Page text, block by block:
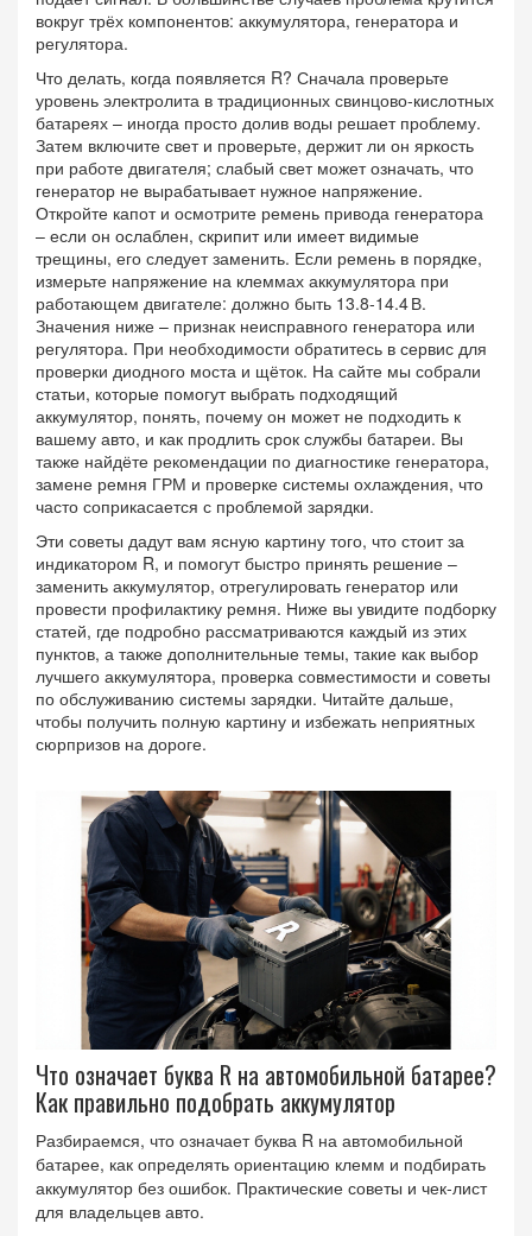
вокруг трёх компонентов: аккумулятора, генератора и
регулятора.
Что делать, когда появляется R? Сначала проверьте
уровень электролита в традиционных свинцово‑кислотных
батареях – иногда просто долив воды решает проблему.
Затем включите свет и проверьте, держит ли он яркость
при работе двигателя; слабый свет может означать, что
генератор не вырабатывает нужное напряжение.
Откройте капот и осмотрите ремень привода генератора
– если он ослаблен, скрипит или имеет видимые
трещины, его следует заменить. Если ремень в порядке,
измерьте напряжение на клеммах аккумулятора при
работающем двигателе: должно быть 13.8‑14.4 В.
Значения ниже – признак неисправного генератора или
регулятора. При необходимости обратитесь в сервис для
проверки диодного моста и щёток. На сайте мы собрали
статьи, которые помогут выбрать подходящий
аккумулятор, понять, почему он может не подходить к
вашему авто, и как продлить срок службы батареи. Вы
также найдёте рекомендации по диагностике генератора,
замене ремня ГРМ и проверке системы охлаждения, что
часто соприкасается с проблемой зарядки.
Эти советы дадут вам ясную картину того, что стоит за
индикатором R, и помогут быстро принять решение –
заменить аккумулятор, отрегулировать генератор или
провести профилактику ремня. Ниже вы увидите подборку
статей, где подробно рассматриваются каждый из этих
пунктов, а также дополнительные темы, такие как выбор
лучшего аккумулятора, проверка совместимости и советы
по обслуживанию системы зарядки. Читайте дальше,
чтобы получить полную картину и избежать неприятных
сюрпризов на дороге.
Что означает буква R на автомобильной батарее?
Как правильно подобрать аккумулятор
Разбираемся, что означает буква R на автомобильной
батарее, как определять ориентацию клемм и подбирать
аккумулятор без ошибок. Практические советы и чек‑лист
для владельцев авто.